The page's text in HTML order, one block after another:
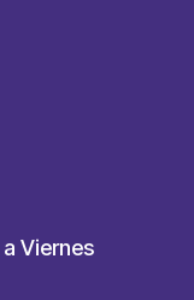
Viernes